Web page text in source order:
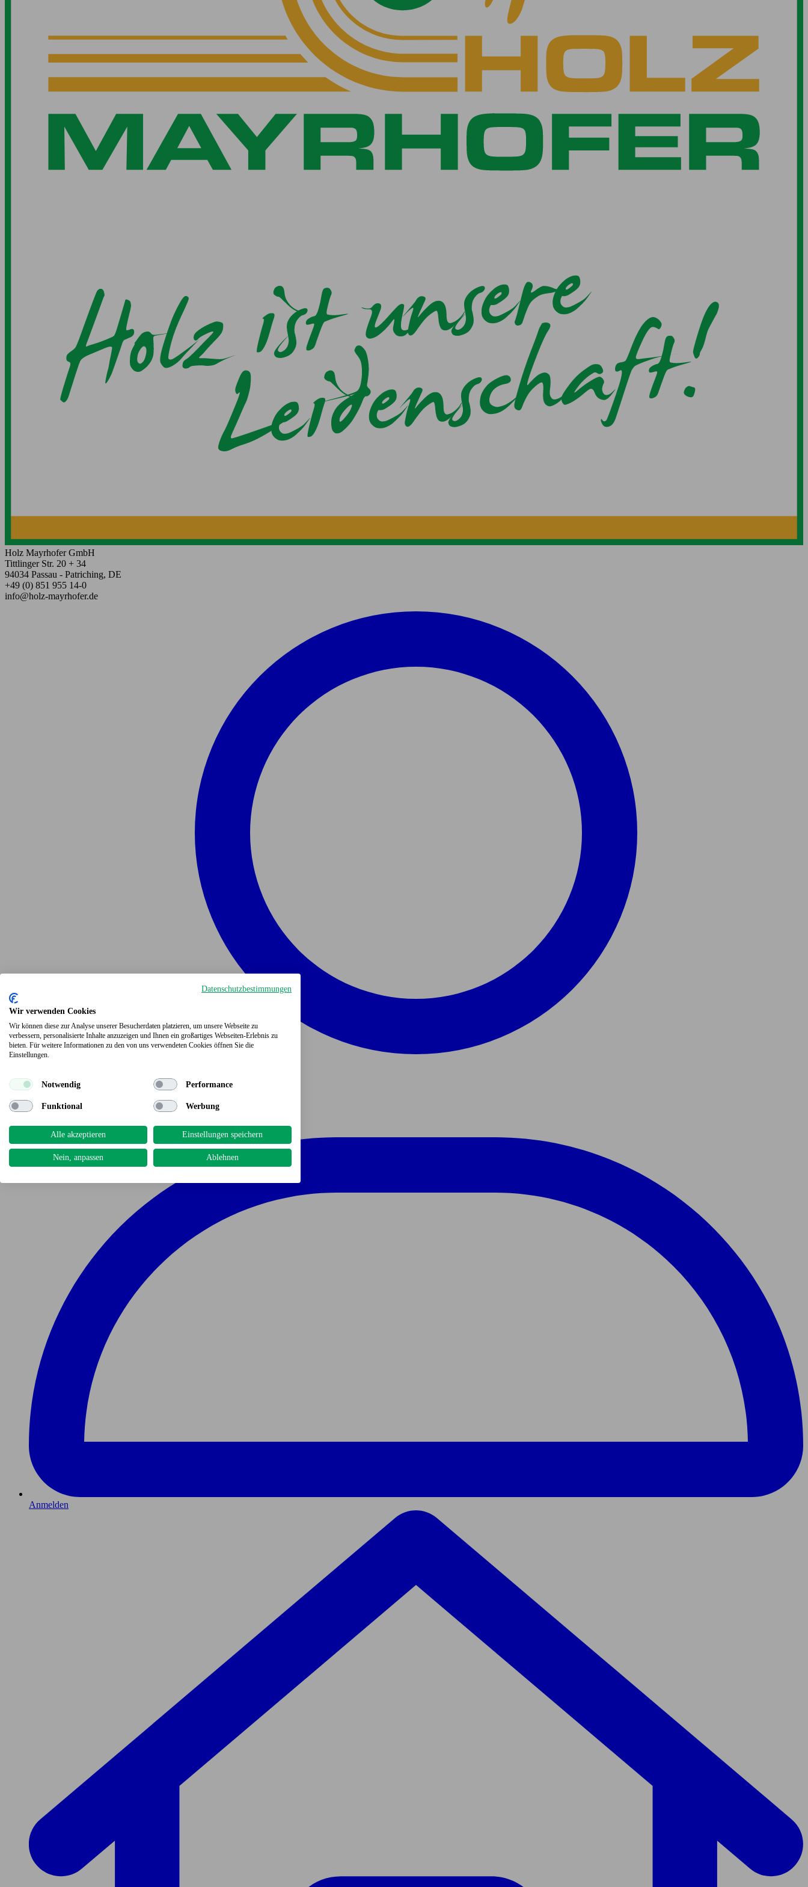
Holz Mayrhofer GmbH
Tittlinger Str. 20 + 34
94034 Passau - Patriching, DE
+49 (0) 851 955 14-0
info@holz-mayrhofer.de
Anmelden
Datenschutzbestimmungen
Wir verwenden Cookies
Wir können diese zur Analyse unserer Besucherdaten platzieren, um unsere Webseite zu
verbessern, personalisierte Inhalte anzuzeigen und Ihnen ein großartiges Webseiten-Erlebnis zu
bieten. Für weitere Informationen zu den von uns verwendeten Cookies öffnen Sie die
Einstellungen.
Notwendig Performance
Funktional Werbung
Alle akzeptieren Einstellungen speichern
Nein, anpassen Ablehnen